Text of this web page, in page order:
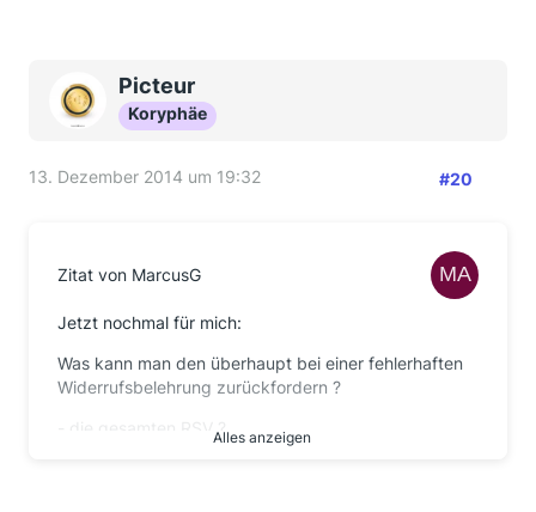
Picteur
Koryphäe
13. Dezember 2014 um 19:32 #20
Zitat von MarcusG
Jetzt nochmal für mich:
Was kann man den überhaupt bei einer fehlerhaften
Widerrufsbelehrung zurückfordern ?
- die gesamten RSV ?Alles anzeigen